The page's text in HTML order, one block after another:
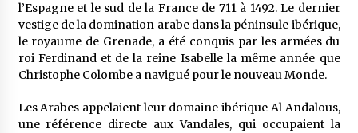
l’Espagne et le sud de la France de 711 à 1492. Le dernier
vestige de la domination arabe dans la péninsule ibérique,
le royaume de Grenade, a été conquis par les armées du
roi Ferdinand et de la reine Isabelle la même année que
Christophe Colombe a navigué pour le nouveau Monde.
Les Arabes appelaient leur domaine ibérique Al Andalous,
une référence directe aux Vandales, qui occupaient la